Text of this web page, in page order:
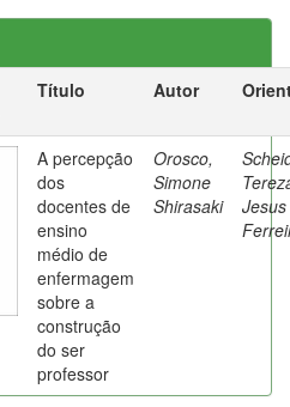
Título Autor
A percepção
dos
docentes de
ensino
médio de
enfermagem
sobre a
construção
do ser
professor
Orosco,
Simone
Shirasaki
Jesus